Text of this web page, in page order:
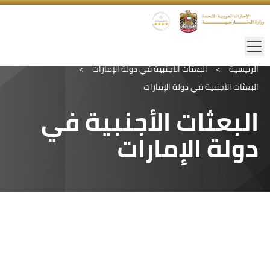
الرئيسية > البعثات الأجنبية في دولة الإمارات >
البعثات الأجنبية في دولة الإمارات
البعثات الأجنبية في
دولة الإمارات